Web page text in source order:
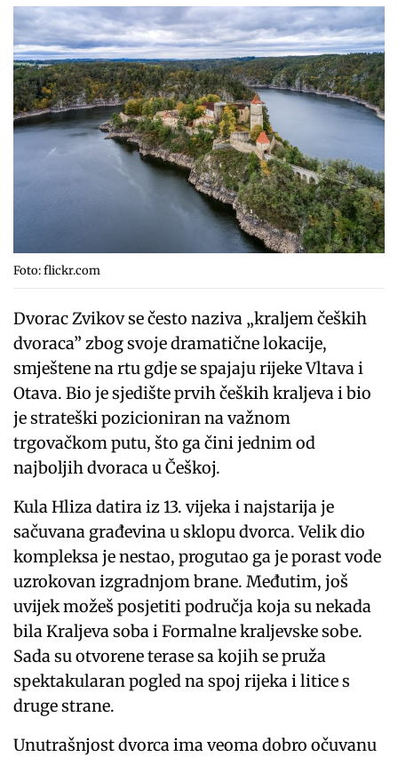
Foto: flickr.com
Dvorac Zvikov se često naziva „kraljem čeških
dvoraca” zbog svoje dramatične lokacije,
smještene na rtu gdje se spajaju rijeke Vltava i
Otava. Bio je sjedište prvih čeških kraljeva i bio
je strateški pozicioniran na važnom
trgovačkom putu, što ga čini jednim od
najboljih dvoraca u Češkoj.
Kula Hliza datira iz 13. vijeka i najstarija je
sačuvana građevina u sklopu dvorca. Velik dio
kompleksa je nestao, progutao ga je porast vode
uzrokovan izgradnjom brane. Međutim, još
uvijek možeš posjetiti područja koja su nekada
bila Kraljeva soba i Formalne kraljevske sobe.
Sada su otvorene terase sa kojih se pruža
spektakularan pogled na spoj rijeka i litice s
druge strane.
Unutrašnjost dvorca ima veoma dobro očuvanu